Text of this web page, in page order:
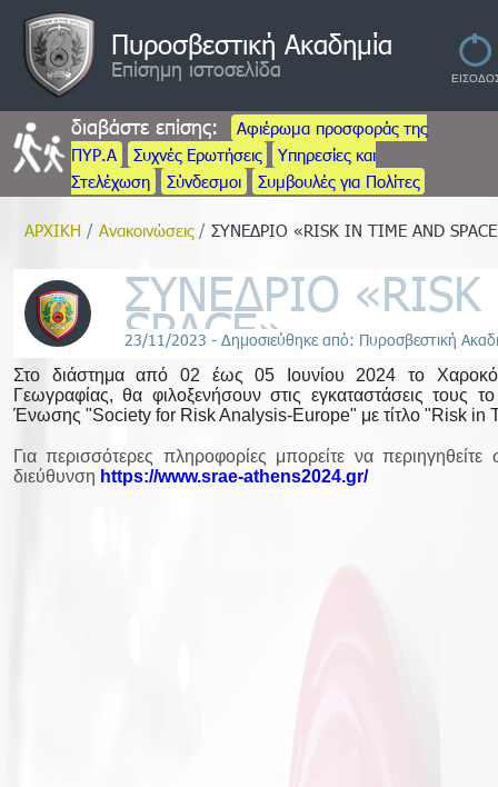
Πυροσβεστική Ακαδημία
Επίσημη ιστοσελίδα
διαβάστε επίσης:
Αφιέρωμα προσφοράς της
ΠΥΡ.Α
Συχνές Ερωτήσεις
Υπηρεσίες και
Στελέχωση
Σύνδεσμοι Συμβουλές για Πολίτες
ΑΡΧΙΚΗ / Ανακοινώσεις/ ΣΥΝΕΔΡΙΟ «RISK IN TIME AND
ΣΥΝΕΔΡΙΟ «RISK
SPACE»
23/11/2023 - Δημοσιεύθηκε από: Πυροσβεστική
Στο διάστημα από 02 έως 05 Ιουνίου 2024 το
Γεωγραφίας, θα φιλοξενήσουν στις εγκαταστάσεις τους
Ένωσης "Society for Risk Analysis-Europe" με τίτλο "Risk in
Για περισσότερες πληροφορίες μπορείτε να περιηγηθείτε
διεύθυνση https://www.srae-athens2024.gr/